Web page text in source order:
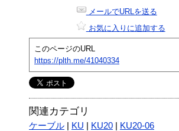
メールでURLを送る
お気に入りに追加する
このページのURL
https://plth.me/41040334
関連カテゴリ
ケーブル KU KU20 KU20-06